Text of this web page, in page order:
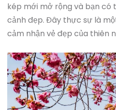
kép mới mở rộng và bạn
cảnh đẹp. Đây thực sự là
cảm nhận vẻ đẹp của thiên